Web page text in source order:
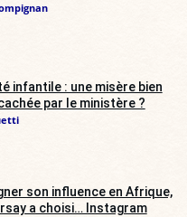
infantile : une misère bien
par le ministère ?
son influence en Afrique,
a choisi… Instagram